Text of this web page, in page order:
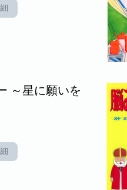
～星に願いを